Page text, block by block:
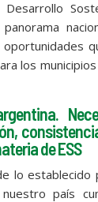
los
de ESS
lo establecido
país